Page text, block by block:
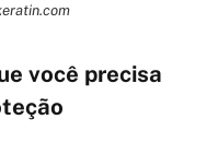
você precisa